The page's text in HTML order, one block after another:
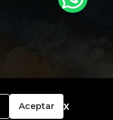
Aceptar x